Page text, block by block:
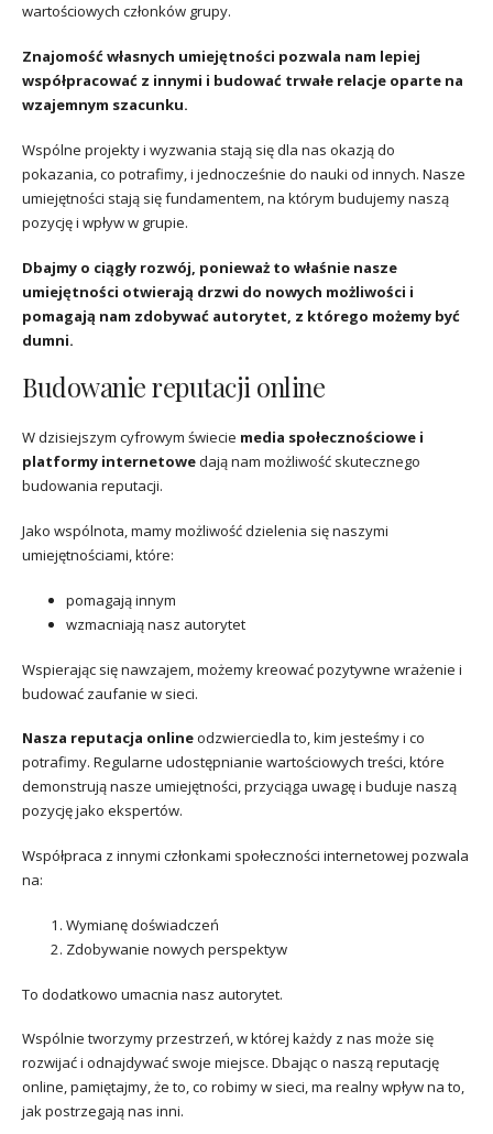
wartościowych członków grupy.
Znajomość własnych umiejętności pozwala nam lepiej
współpracować z innymi i budować trwałe relacje oparte na
wzajemnym szacunku.
Wspólne projekty i wyzwania stają się dla nas okazją do
pokazania, co potrafimy, i jednocześnie do nauki od innych. Nasze
umiejętności stają się fundamentem, na którym budujemy naszą
pozycję i wpływ w grupie.
Dbajmy o ciągły rozwój, ponieważ to właśnie nasze
umiejętności otwierają drzwi do nowych możliwości i
pomagają nam zdobywać autorytet, z którego możemy być
dumni.
Budowanie reputacji online
W dzisiejszym cyfrowym świecie media społecznościowe i
platformy internetowedają nam możliwość skutecznego
budowania reputacji.
Jako wspólnota, mamy możliwość dzielenia się naszymi
umiejętnościami, które:
pomagają innym
wzmacniają nasz autorytet
Wspierając się nawzajem, możemy kreować pozytywne wrażenie i
budować zaufanie w sieci.
Nasza reputacja onlineodzwierciedla to, kim jesteśmy i co
potrafimy. Regularne udostępnianie wartościowych treści, które
demonstrują nasze umiejętności, przyciąga uwagę i buduje naszą
pozycję jako ekspertów.
Współpraca z innymi członkami społeczności internetowej pozwala
na:
Wymianę doświadczeń
Zdobywanie nowych perspektyw
To dodatkowo umacnia nasz autorytet.
Wspólnie tworzymy przestrzeń, w której każdy z nas może się
rozwijać i odnajdywać swoje miejsce. Dbając o naszą reputację
online, pamiętajmy, że to, co robimy w sieci, ma realny wpływ na to,
jak postrzegają nas inni.